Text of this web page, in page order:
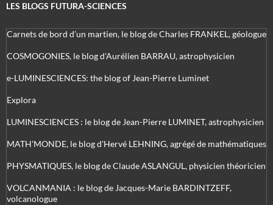
LES BLOGS FUTURA-SCIENCES
Carnets de bord d’un martien, le blog de Charles FRANKEL, géologue
COSMOGONIES, le blog d'Aurélien BARRAU, astrophysicien
e-LUMINESCIENCES: the blog of Jean-Pierre Luminet
Explora
LUMINESCIENCES : le blog de Jean-Pierre LUMINET, astrophysicien
MATH'MONDE, le blog d'Hervé LEHNING, agrégé de mathématiques
PHYSMATIQUES, le blog de Claude ASLANGUL, physicien théoricien
VOLCANMANIA : le blog de Jacques-Marie BARDINTZEFF,
volcanologue